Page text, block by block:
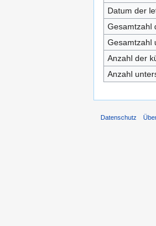
Datum der
Gesamtzahl
Gesamtzahl
Anzahl der
Anzahl
Datenschutz